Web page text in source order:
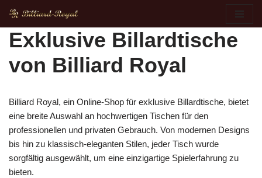
Zum
Inhalt
springen
Exklusive Billardtische
von Billiard Royal
Billiard Royal, ein Online-Shop für exklusive Billardtische, bietet
eine breite Auswahl an hochwertigen Tischen für den
professionellen und privaten Gebrauch. Von modernen Designs
bis hin zu klassisch-eleganten Stilen, jeder Tisch wurde
sorgfältig ausgewählt, um eine einzigartige Spielerfahrung zu
bieten.